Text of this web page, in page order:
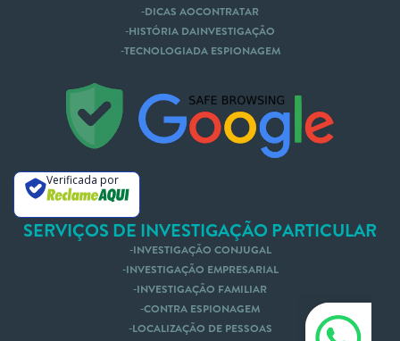
DICAS AOCONTRATAR
HISTÓRIA DAINVESTIGAÇÃO
TECNOLOGIADA ESPIONAGEM
Verificada por
SERVIÇOS DE INVESTIGAÇÃO PARTICULAR
INVESTIGAÇÃO CONJUGAL
INVESTIGAÇÃO EMPRESARIAL
INVESTIGAÇÃO FAMILIAR
CONTRA ESPIONAGEM
LOCALIZAÇÃO DE PESSOAS